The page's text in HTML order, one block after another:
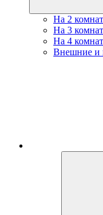
На 2
На 3
На 4
Внешние и